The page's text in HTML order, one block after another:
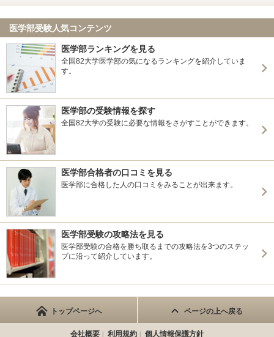
医学部受験人気コンテンツ
医学部ランキングを見る
全国82大学医学部の気になるランキングを紹介していま
す。
医学部の受験情報を探す
全国82大学の受験に必要な情報をさがすことができます。
医学部合格者の口コミを見る
医学部に合格した人の口コミをみることが出来ます。
医学部受験の攻略法を見る
医学部受験の合格を勝ち取るまでの攻略法を3つのステッ
プに沿って紹介しています。
トップページへ ページの上へ戻る
会社概要 利用規約 個人情報保護方針